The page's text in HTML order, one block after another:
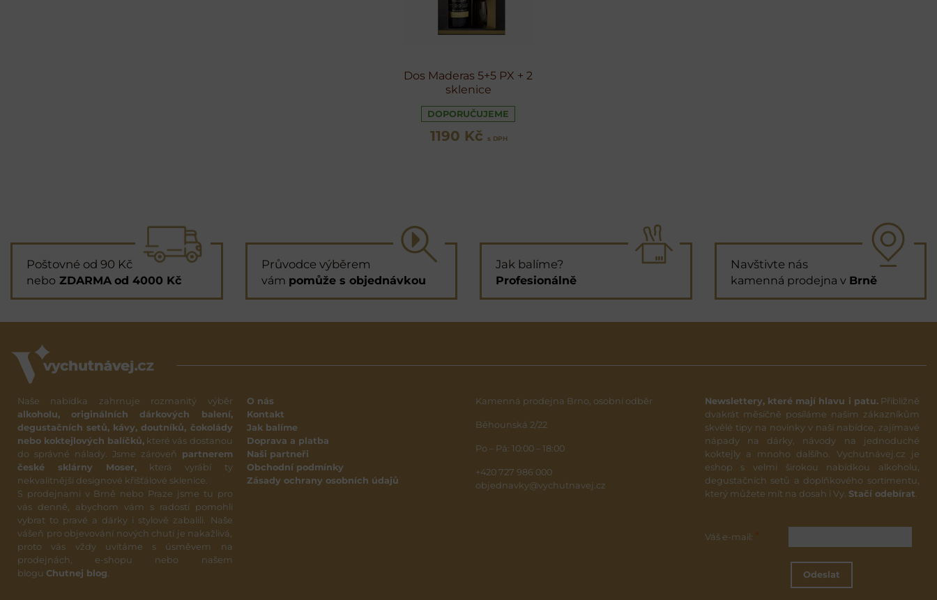
Dos Maderas 5+5 PX + 2
sklenice
DOPORUČUJEME
1190 Kč s DPH
Poštovné od 90 Kč
nebo ZDARMA od 4000 Kč
Průvodce výběrem
vám pomůže s objednávkou
Jak balíme?
Profesionálně
Navštivte nás
kamenná prodejna v Brně
Naše nabídka zahrnuje rozmanitý výběr
alkoholu, originálních dárkových balení,
degustačních setů, kávy, doutníků, čokolády
nebo koktejlových balíčků, které vás dostanou
do správné nálady. Jsme zároveň partnerem
české sklárny Moser, která vyrábí ty
nekvalitnější designové křišťálové sklenice.
S prodejnami v Brně nebo Praze jsme tu pro
vás denně, abychom vám s radostí pomohli
vybrat to pravé a dárky i stylově zabalili. Naše
vášeň pro objevování nových chutí je nakažlivá,
proto vás vždy uvítáme s úsměvem na
prodejnách, e-shopu nebo našem
blogu Chutnej blog
O nás
Kontakt
Jak balíme
Doprava a platba
Naši partneři
Obchodní podmínky
Zásady ochrany osobních údajů
Kamenná prodejna Brno, osobní odběr
Běhounská 2/22
Po – Pá: 10:00 – 18:00
+420 727 986 000
objednavky@vychutnavej.cz
Newslettery, které mají hlavu i patu.Přibližně
dvakrát měsíčně posíláme našim zákazníkům
skvělé tipy na novinky v naší nabídce, zajímavé
nápady na dárky, návody na jednoduché
koktejly a mnoho dalšího. Vychutnávej.cz je
eshop s velmi širokou nabídkou alkoholu,
degustačních setů a doplňkového sortimentu,
který můžete mít na dosah i Vy. Stačí odebírat
Váš e-mail:
Odeslat